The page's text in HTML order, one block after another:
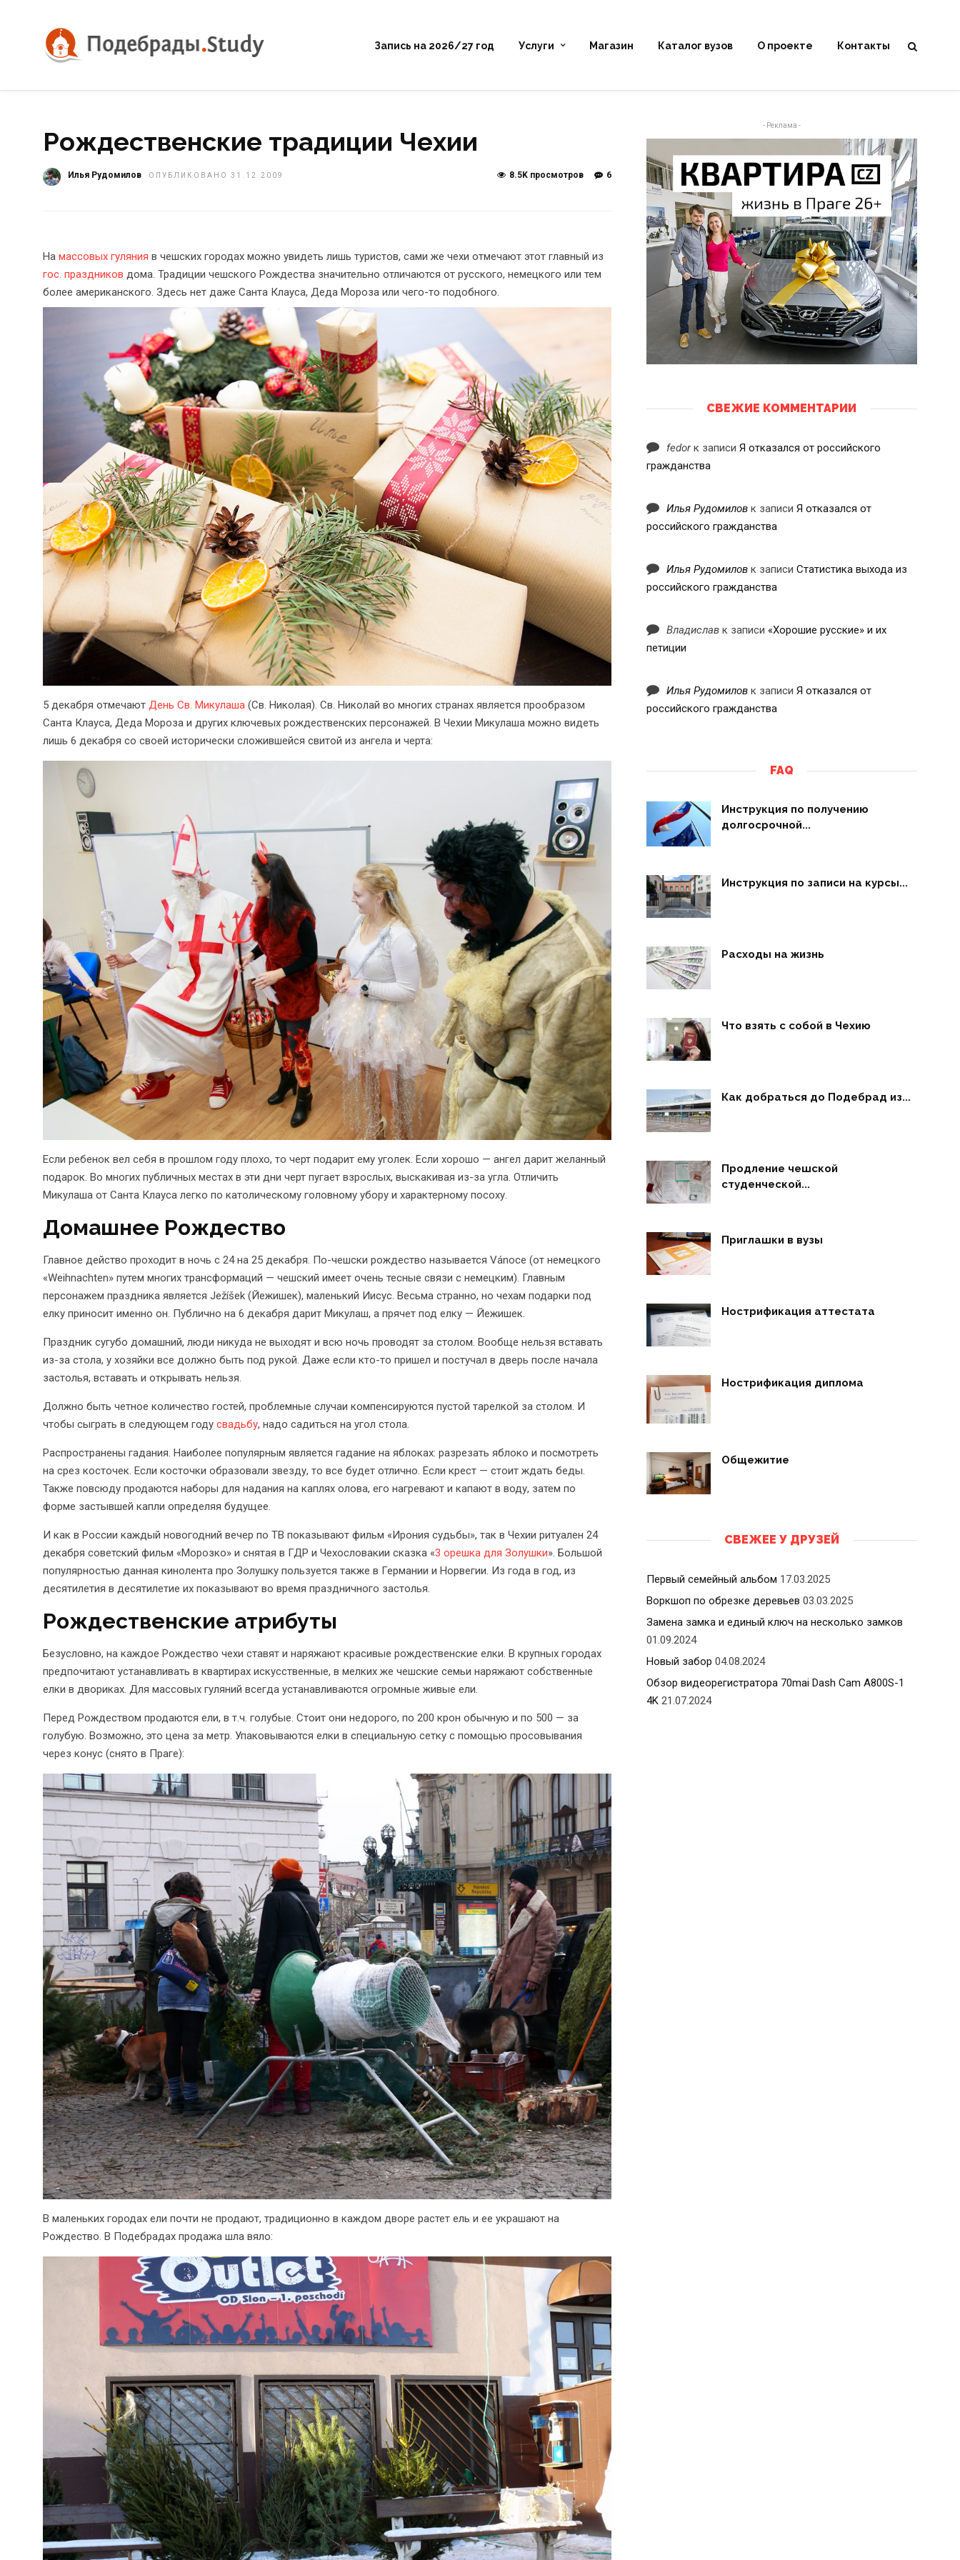
Запись на 2026/27 год Услуги Магазин Каталог вузов О проекте Контакты
Рождественские традиции Чехии
Илья Рудомилов ОПУБЛИКОВАНО 31.12.2009 6
8.5K просмотров
На массовых гуляния в чешских городах можно увидеть лишь туристов, сами же чехи отмечают этот главный из
гос. праздников дома. Традиции чешского Рождества значительно отличаются от русского, немецкого или тем
более американского. Здесь нет даже Санта Клауса, Деда Мороза или чего-то подобного.
5 декабря отмечают День Св. Микулаша (Св. Николая). Св. Николай во многих странах является прообразом
Санта Клауса, Деда Мороза и других ключевых рождественских персонажей. В Чехии Микулаша можно видеть
лишь 6 декабря со своей исторически сложившейся свитой из ангела и черта:
Если ребенок вел себя в прошлом году плохо, то черт подарит ему уголек. Если хорошо — ангел дарит желанный
подарок. Во многих публичных местах в эти дни черт пугает взрослых, выскакивая из-за угла. Отличить
Микулаша от Санта Клауса легко по католическому головному убору и характерному посоху.
Домашнее Рождество
Главное действо проходит в ночь с 24 на 25 декабря. По-чешски рождество называется Vánoce (от немецкого
«Weihnachten» путем многих трансформаций — чешский имеет очень тесные связи с немецким). Главным
персонажем праздника является Ježíšek (Йежишек), маленький Иисус. Весьма странно, но чехам подарки под
елку приносит именно он. Публично на 6 декабря дарит Микулаш, а прячет под елку — Йежишек.
Праздник сугубо домашний, люди никуда не выходят и всю ночь проводят за столом. Вообще нельзя вставать
из-за стола, у хозяйки все должно быть под рукой. Даже если кто-то пришел и постучал в дверь после начала
застолья, вставать и открывать нельзя.
Должно быть четное количество гостей, проблемные случаи компенсируются пустой тарелкой за столом. И
чтобы сыграть в следующем году свадьбу, надо садиться на угол стола.
Распространены гадания. Наиболее популярным является гадание на яблоках: разрезать яблоко и посмотреть
на срез косточек. Если косточки образовали звезду, то все будет отлично. Если крест — стоит ждать беды.
Также повсюду продаются наборы для надания на каплях олова, его нагревают и капают в воду, затем по
форме застывшей капли определяя будущее.
И как в России каждый новогодний вечер по ТВ показывают фильм «Ирония судьбы», так в Чехии ритуален 24
декабря советский фильм «Морозко» и снятая в ГДР и Чехословакии сказка «3 орешка для Золушки». Большой
популярностью данная кинолента про Золушку пользуется также в Германии и Норвегии. Из года в год, из
десятилетия в десятилетие их показывают во время праздничного застолья.
Рождественские атрибуты
Безусловно, на каждое Рождество чехи ставят и наряжают красивые рождественские елки. В крупных городах
предпочитают устанавливать в квартирах искусственные, в мелких же чешские семьи наряжают собственные
елки в двориках. Для массовых гуляний всегда устанавливаются огромные живые ели.
Перед Рождеством продаются ели, в т.ч. голубые. Стоит они недорого, по 200 крон обычную и по 500 — за
голубую. Возможно, это цена за метр. Упаковываются елки в специальную сетку с помощью просовывания
через конус (снято в Праге):
В маленьких городах ели почти не продают, традиционно в каждом дворе растет ель и ее украшают на
Рождество. В Подебрадах продажа шла вяло:
- Реклама -
СВЕЖИЕ КОММЕНТАРИИ
fedorк записи Я отказался от российского
гражданства
Илья Рудомиловк записи Я отказался от
российского гражданства
Илья Рудомиловк записи Статистика выхода из
российского гражданства
Владиславк записи «Хорошие русские» и их
петиции
Илья Рудомиловк записи Я отказался от
российского гражданства
FAQ
Инструкция по получению
долгосрочной...
Инструкция по записи на курсы...
Расходы на жизнь
Что взять с собой в Чехию
Как добраться до Подебрад из...
Продление чешской
студенческой...
Приглашки в вузы
Нострификация аттестата
Нострификация диплома
Общежитие
СВЕЖЕЕ У ДРУЗЕЙ
Первый семейный альбом 17.03.2025
Воркшоп по обрезке деревьев 03.03.2025
Замена замка и единый ключ на несколько замков
01.09.2024
Новый забор 04.08.2024
Обзор видеорегистратора 70mai Dash Cam A800S-1
4K 21.07.2024